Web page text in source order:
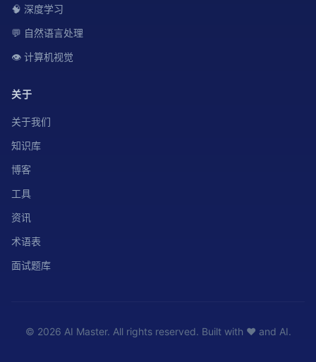
🧠 深度学习
💬 自然语言处理
👁️ 计算机视觉
关于
关于我们
知识库
博客
工具
资讯
术语表
面试题库
© 2026 AI Master. All rights reserved. Built with ❤️ and AI.